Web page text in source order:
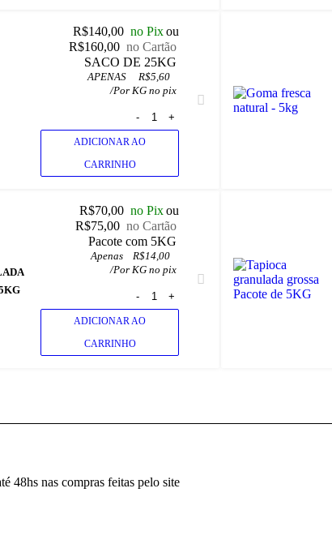
R$140,00 no Pixou
R$160,00 no Cartão
SACO DE 25KG
APENAS R$5,60
/Por KG no pix
ADICIONAR AO
CARRINHO
R$70,00 no Pixou
R$75,00 no Cartão
Pacote com 5KG
Apenas R$14,00
/Por KG no pix
ADICIONAR AO
CARRINHO
48hs nas compras feitas pelo site